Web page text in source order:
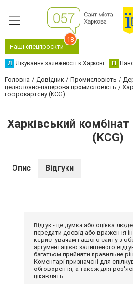
Наші спецпроєкти
18
Л Лікування залежності в Харкові П
Головна Довідник Промисловість
целюлозно-паперова промисловість
гофрокартону (KCG)
Харківський
(KCG)
Опис Відгуки
Відгук - це думка або оцінка
передати досвід або враження
користувачам нашого сайту з
аргументацією залишеного
багатьом прийняти правильне
Коментарі призначені для
обговорення, а також для
цікавлять.